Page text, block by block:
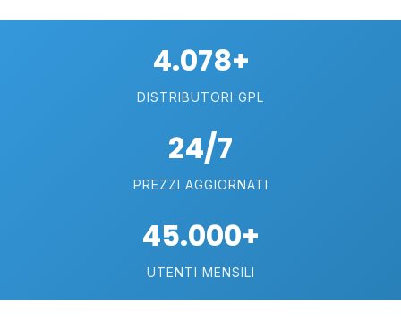
4.078+
DISTRIBUTORI GPL
24/7
PREZZI AGGIORNATI
45.000+
UTENTI MENSILI